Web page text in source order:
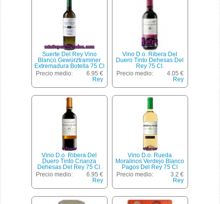
Suerte Del Rey Vino
Blanco Gewürztraminer
Extremadura Botella 75 Cl
Precio medio:
6.95 €
Rey
Vino D.o. Ribera Del
Duero Tinto Dehesas Del
Rey 75 Cl.
Precio medio:
4.05 €
Rey
Vino D.o. Ribera Del
Duero Tinto Crianza
Dehesas Del Rey 75 Cl.
Precio medio:
6.95 €
Rey
Vino D.o. Rueda
Moralinos Verdejo Blanco
Pagos Del Rey 75 Cl
Precio medio:
3.2 €
Rey